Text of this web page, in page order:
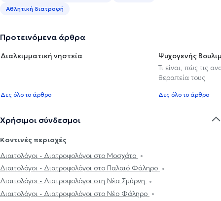
Αθλητική διατροφή
Προτεινόμενα άρθρα
Διαλειμματική νηστεία
Δες όλο το άρθρο
Ψυχογενής
Τι είναι, πώς τις
θεραπεία τους
Δες όλο το άρθρο
Χρήσιμοι σύνδεσμοι
Κοντινές περιοχές
Διαιτολόγοι - Διατροφολόγοι στο Μοσχάτο
Διαιτολόγοι - Διατροφολόγοι στο Παλαιό Φάληρο
Διαιτολόγοι - Διατροφολόγοι στη Νέα Σμύρνη
Διαιτολόγοι - Διατροφολόγοι στο Νέο Φάληρο